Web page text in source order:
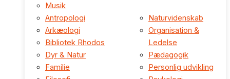
Musik
Antropologi
Arkæologi
Bibliotek Rhodos
Dyr & Natur
Familie
Naturvidenskab
Organisation &
Ledelse
Pædagogik
Personlig udvikling